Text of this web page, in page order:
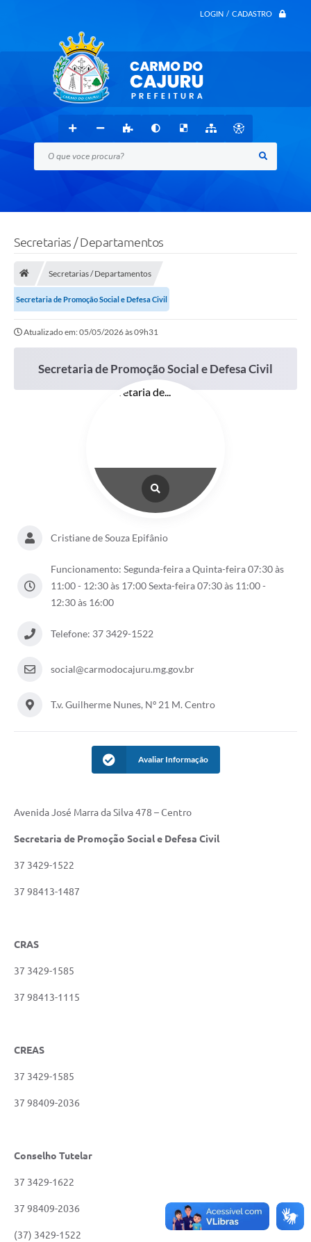
LOGIN / CADASTRO
O que voce procura?
Secretarias / Departamentos
Secretarias / Departamentos
Secretaria de Promoção Social e Defesa Civil
Atualizado em: 05/05/2026 às 09h31
Secretaria de Promoção Social e Defesa Civil
Cristiane de Souza Epifânio
Funcionamento: Segunda-feira a Quinta-feira 07:30 às
11:00 - 12:30 às 17:00 Sexta-feira 07:30 às 11:00 -
12:30 às 16:00
Telefone: 37 3429-1522
social@carmodocajuru.mg.gov.br
T.v. Guilherme Nunes, Nº 21 M. Centro
Avaliar Informação
Avenida José Marra da Silva 478 – Centro
Secretaria de Promoção Social e Defesa Civil
37 3429-1522
37 98413-1487
CRAS
37 3429-1585
37 98413-1115
CREAS
37 3429-1585
37 98409-2036
Conselho Tutelar
37 3429-1622
37 98409-2036
(37) 3429-1522